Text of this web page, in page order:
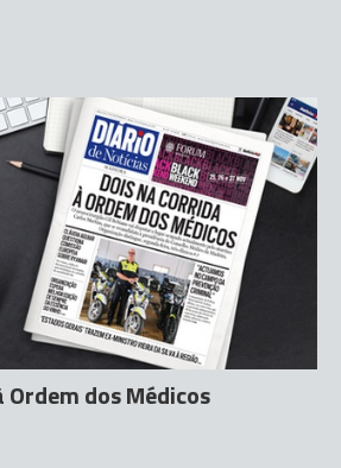
dos Médicos